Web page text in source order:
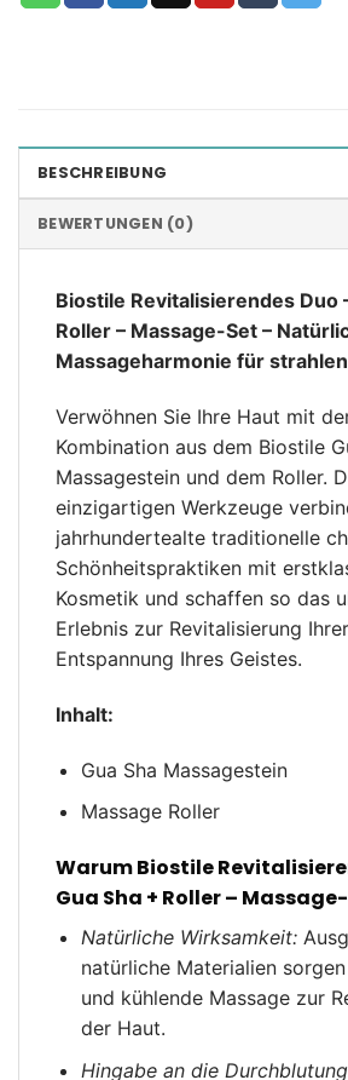
BESCHREIBUNG
BEWERTUNGEN (0)
Biostile Revitalisierendes Duo
Roller – Massage-Set –
Massageharmonie für
Verwöhnen Sie Ihre Haut mit
Kombination aus dem Biostile
Massagestein und dem Roller.
einzigartigen Werkzeuge
jahrhundertealte traditionelle
Schönheitspraktiken mit
Kosmetik und schaffen so das
Erlebnis zur Revitalisierung
Entspannung Ihres Geistes.
Inhalt:
Gua Sha Massagestein
Massage Roller
Warum Biostile
Gua Sha + Roller –
Natürliche Wirksamkeit:
natürliche Materialien
und kühlende Massage zur
der Haut.
Hingabe an die